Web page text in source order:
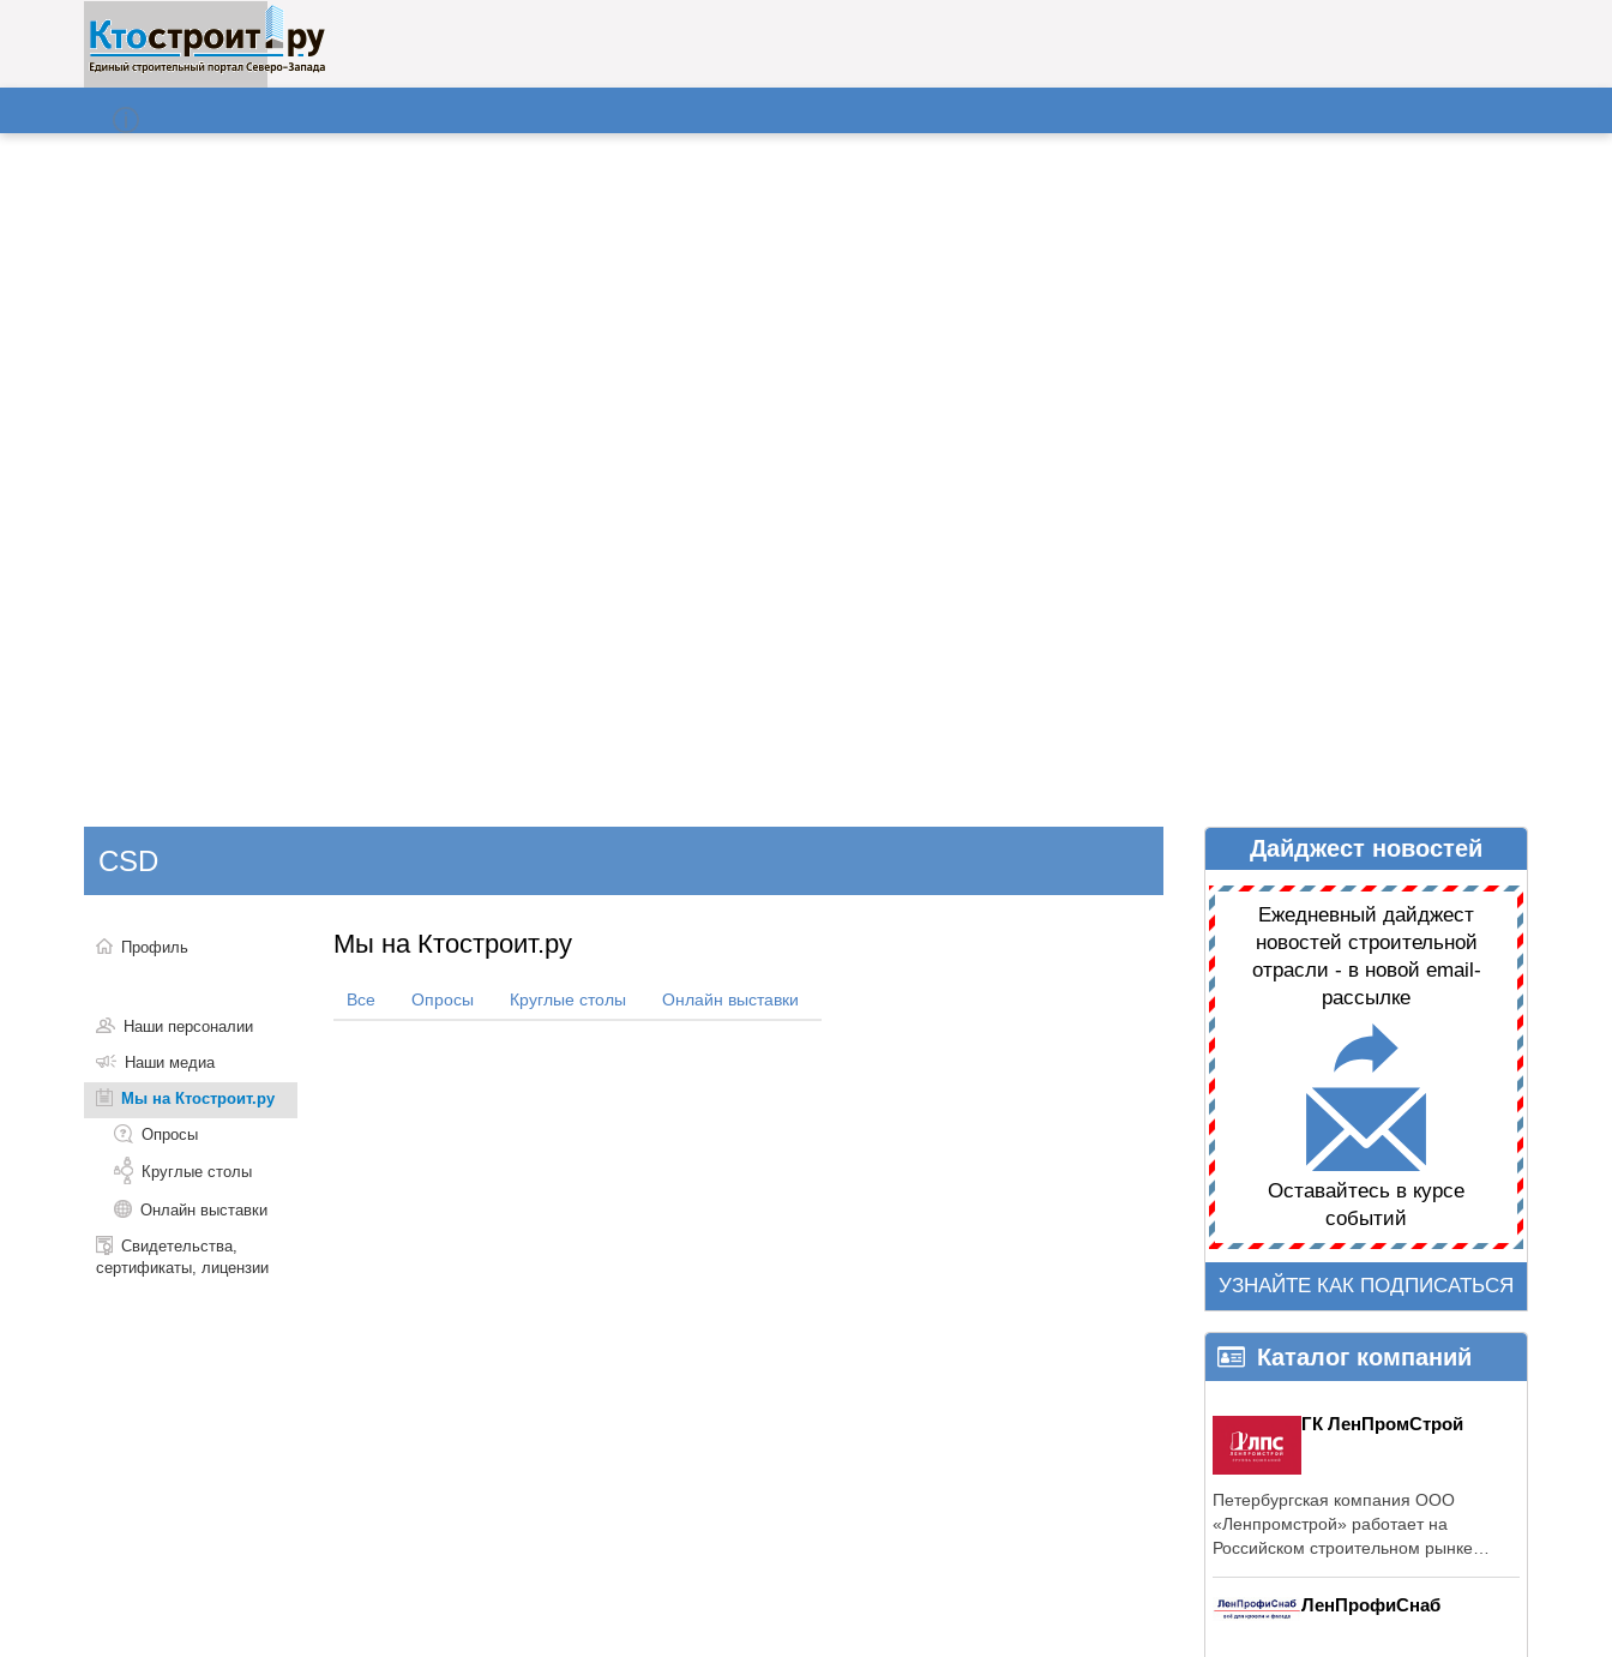
НОВОСТИ ДАЙДЖЕСТ НОВОСТЕЙ
CSD
Профиль
Наши персоналии
Наши медиа
Мы на Ктостроит.ру
Опросы
Круглые столы
Онлайн выставки
Свидетельства,
сертификаты, лицензии
Мы на Ктостроит.ру
Все Опросы Круглые столы Онлайн выставки
Дайджест новостей
Ежедневный дайджест
новостей строительной
отрасли - в новой email-
рассылке
Оставайтесь в курсе
событий
УЗНАЙТЕ КАК ПОДПИСАТЬСЯ
Каталог компаний
ГК ЛенПромСтрой
Петербургская компания ООО
«Ленпромстрой» работает на
Российском строительном рынке
ЛенПрофиСнаб